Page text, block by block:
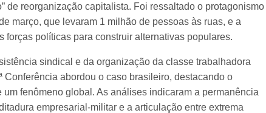
de reorganização capitalista. Foi ressaltado o protagonismo
março, que levaram 1 milhão de pessoas às ruas, e a
forças políticas para construir alternativas populares.
sindical e da organização da classe trabalhadora
Conferência abordou o caso brasileiro, destacando o
fenômeno global. As análises indicaram a permanência
empresarial-militar e a articulação entre extrema